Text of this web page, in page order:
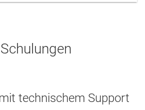
technischem Support